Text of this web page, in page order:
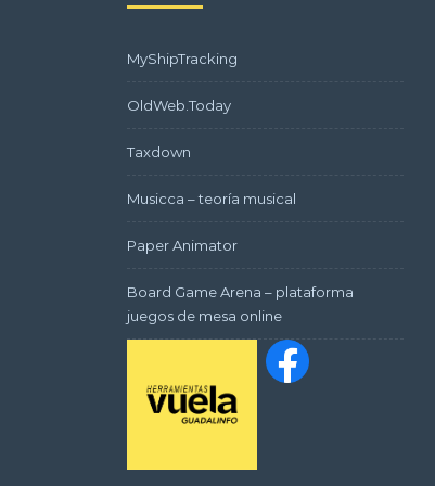
MyShipTracking
OldWeb.Today
Taxdown
Musicca – teoría musical
Paper Animator
Board Game Arena – plataforma
juegos de mesa online